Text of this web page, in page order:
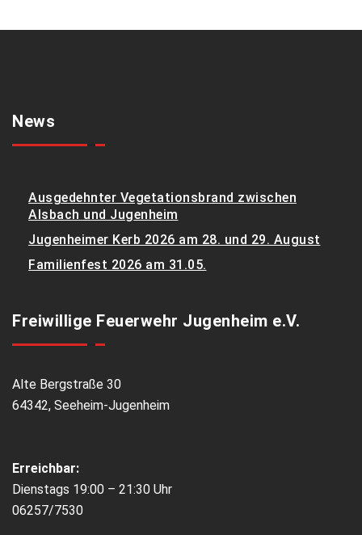
News
Ausgedehnter Vegetationsbrand zwischen
Alsbach und Jugenheim
Jugenheimer Kerb 2026 am 28. und 29. August
Familienfest 2026 am 31.05.
Freiwillige Feuerwehr Jugenheim e.V.
Alte Bergstraße 30
64342, Seeheim-Jugenheim
Erreichbar:
Dienstags 19:00 – 21:30 Uhr
06257/7530